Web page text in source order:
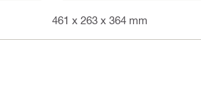
461 x 263 x 364 mm